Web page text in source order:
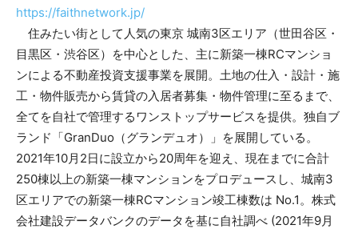
https://faithnetwork.jp/
住みたい街として人気の東京 城南3区エリア（世田谷区・
目黒区・渋谷区）を中心とした、主に新築一棟RCマンショ
ンによる不動産投資支援事業を展開。土地の仕入・設計・施
工・物件販売から賃貸の入居者募集・物件管理に至るまで、
全てを自社で管理するワンストップサービスを提供。独自ブ
ランド「GranDuo（グランデュオ）」を展開している。
2021年10月2日に設立から20周年を迎え、現在までに合計
250棟以上の新築一棟マンションをプロデュースし、城南3
区エリアでの新築一棟RCマンション竣工棟数は No.1。株式
会社建設データバンクのデータを基に自社調べ (2021年9月